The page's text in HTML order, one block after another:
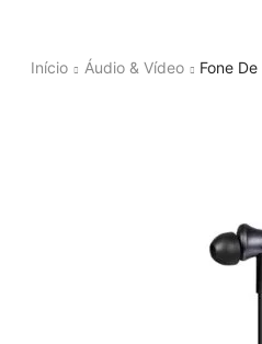
Início Áudio & Vídeo Fone